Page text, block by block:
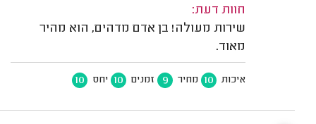
חוות דעת:
שירות מעולה! בן אדם מדהים, הוא מהיר
מאוד.
איכות 10 מחיר 9 זמנים 10 יחס 10